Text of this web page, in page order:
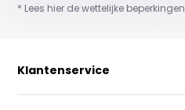
* Lees hier de wettelijke beperkingen
Klantenservice